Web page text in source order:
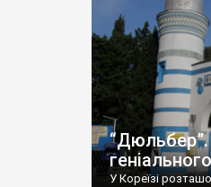
“Дюльбер”.
У Кореїзі